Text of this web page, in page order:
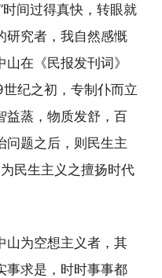
间过得真快，转眼就
研究者，我自然感慨
在《民报发刊词》
纪之初，专制仆而立
益蒸，物质发舒，百
问题之后，则民生主
民生主义之擅扬时代
山为空想主义者，其
事求是，时时事事都